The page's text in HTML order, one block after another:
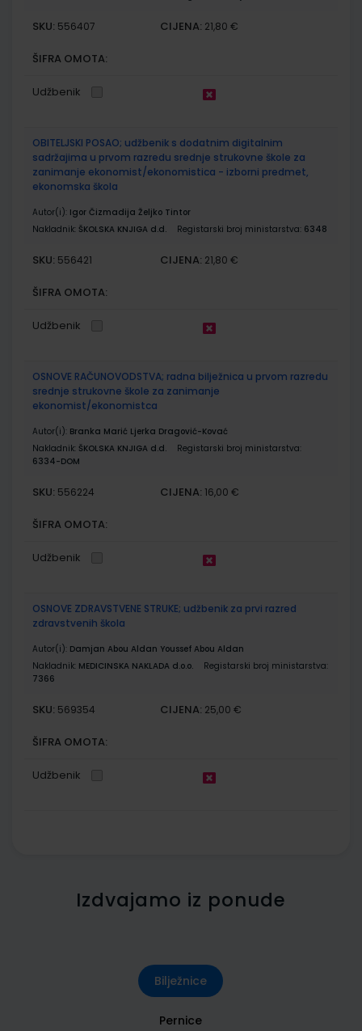
SKU: 556407 CIJENA: 21,80 €
ŠIFRA OMOTA:
Udžbenik
OBITELJSKI POSAO; udžbenik s dodatnim digitalnim
sadržajima u prvom razredu srednje strukovne škole za
zanimanje ekonomist/ekonomistica - izborni predmet,
ekonomska škola
Autor(i): Igor Čizmadija Željko Tintor
Nakladnik: ŠKOLSKA KNJIGA d.d. Registarski broj ministarstva: 6348
SKU: 556421 CIJENA: 21,80 €
ŠIFRA OMOTA:
Udžbenik
OSNOVE RAČUNOVODSTVA; radna bilježnica u prvom razredu
srednje strukovne škole za zanimanje
ekonomist/ekonomistca
Autor(i): Branka Marić Ljerka Dragović-Kovać
Nakladnik: ŠKOLSKA KNJIGA d.d.
Registarski broj ministarstva:
6334-DOM
SKU: 556224 CIJENA: 16,00 €
ŠIFRA OMOTA:
Udžbenik
OSNOVE ZDRAVSTVENE STRUKE; udžbenik za prvi razred
zdravstvenih škola
Autor(i): Damjan Abou Aldan Youssef Abou Aldan
Nakladnik: MEDICINSKA NAKLADA d.o.o.
Registarski broj ministarstva:
7366
SKU: 569354 CIJENA: 25,00 €
ŠIFRA OMOTA:
Udžbenik
Izdvajamo iz ponude
Bilježnice
Pernice